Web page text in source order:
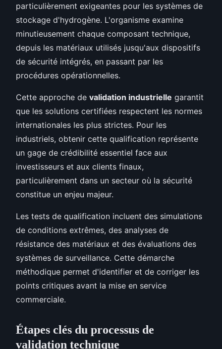
particulièrement exigeantes pour les systèmes de
stockage d'hydrogène. L'organisme examine
minutieusement chaque composant technique,
depuis les matériaux utilisés jusqu'aux dispositifs
de sécurité intégrés, en passant par les
procédures opérationnelles.
Cette approche de validation industrielle garantit
que les solutions certifiées respectent les normes
internationales les plus strictes. Pour les
industriels, obtenir cette qualification représente
un gage de crédibilité essentiel face aux
investisseurs et aux clients finaux,
particulièrement dans un secteur où la sécurité
constitue un enjeu majeur.
Les tests de qualification incluent des simulations
de conditions extrêmes, des analyses de
résistance des matériaux et des évaluations des
systèmes de surveillance. Cette démarche
méthodique permet d'identifier et de corriger les
points critiques avant la mise en service
commerciale.
Étapes clés du processus de
validation technique